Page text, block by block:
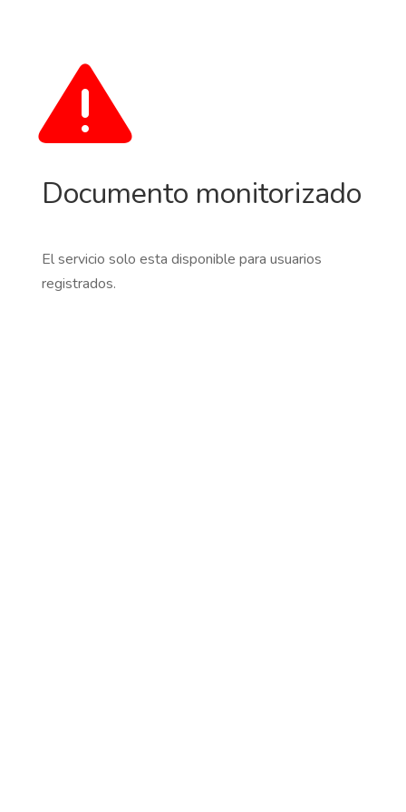
Documento monitorizado
El servicio solo esta disponible para usuarios
registrados.